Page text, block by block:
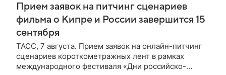
Прием заявок на питчинг сценариев
фильма о Кипре и России завершится 15
сентября
ТАСС, 7 августа. Прием заявок на онлайн-питчинг
сценариев короткометражных лент в рамках
международного фестиваля «Дни российско-